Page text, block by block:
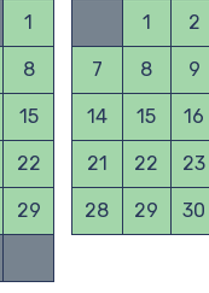
1
8
15
22
29
1
2
7 8 9
14 15 16
21 22 23
28 29 30